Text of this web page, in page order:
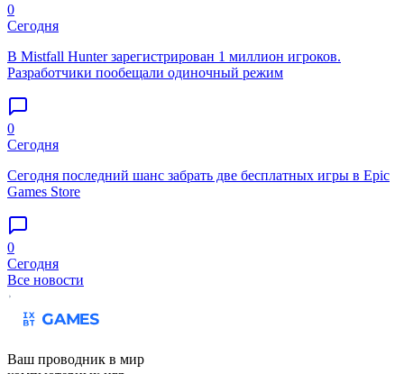
0
Сегодня
В Mistfall Hunter зарегистрирован 1 миллион игроков.
Разработчики пообещали одиночный режим
0
Сегодня
Сегодня последний шанс забрать две бесплатных игры в Epic
Games Store
0
Сегодня
Все новости
Ваш проводник в мир